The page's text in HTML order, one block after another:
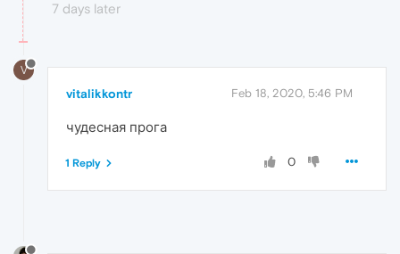
7 days later
V
vitalikkontr Feb 18, 2020, 5:46 PM
чудесная прога
0
1 Reply